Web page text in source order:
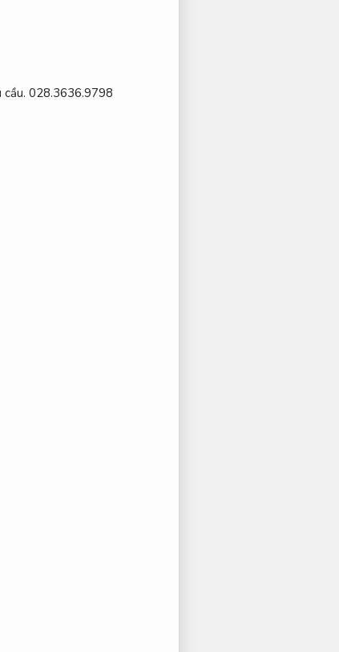
028.3636.9798